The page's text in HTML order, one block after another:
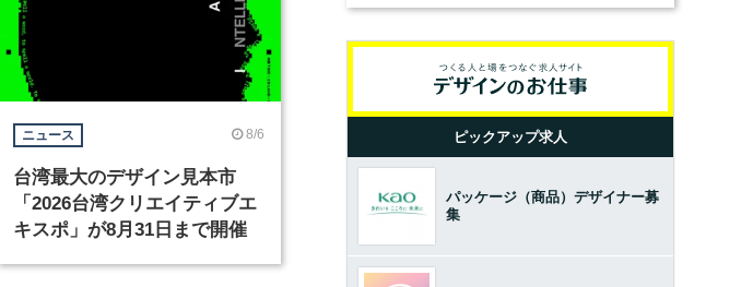
ニュース 8/6
台湾最大のデザイン見本市
「2026台湾クリエイティブエ
キスポ」が8月31日まで開催
ピックアップ求人
パッケージ（商品）デザイナー募
集